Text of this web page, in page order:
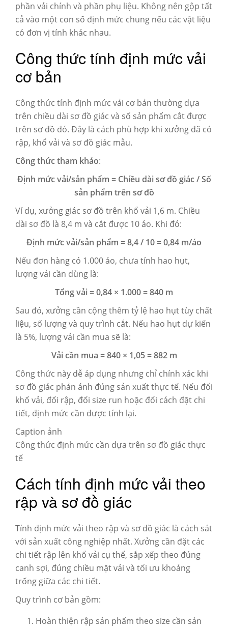
phần vải chính và phần phụ liệu. Không nên gộp tất
cả vào một con số định mức chung nếu các vật liệu
có đơn vị tính khác nhau.
Công thức tính định mức vải
cơ bản
Công thức tính định mức vải cơ bản thường dựa
trên chiều dài sơ đồ giác và số sản phẩm cắt được
trên sơ đồ đó. Đây là cách phù hợp khi xưởng đã có
rập, khổ vải và sơ đồ giác mẫu.
Công thức tham khảo:
Định mức vải/sản phẩm = Chiều dài sơ đồ giác / Số
sản phẩm trên sơ đồ
Ví dụ, xưởng giác sơ đồ trên khổ vải 1,6 m. Chiều
dài sơ đồ là 8,4 m và cắt được 10 áo. Khi đó:
Định mức vải/sản phẩm = 8,4 / 10 = 0,84 m/áo
Nếu đơn hàng có 1.000 áo, chưa tính hao hụt,
lượng vải cần dùng là:
Tổng vải = 0,84 × 1.000 = 840 m
Sau đó, xưởng cần cộng thêm tỷ lệ hao hụt tùy chất
liệu, số lượng và quy trình cắt. Nếu hao hụt dự kiến
là 5%, lượng vải cần mua sẽ là:
Vải cần mua = 840 × 1,05 = 882 m
Công thức này dễ áp dụng nhưng chỉ chính xác khi
sơ đồ giác phản ánh đúng sản xuất thực tế. Nếu đổi
khổ vải, đổi rập, đổi size run hoặc đổi cách đặt chi
tiết, định mức cần được tính lại.
Caption ảnh
Công thức định mức cần dựa trên sơ đồ giác thực
tế
Cách tính định mức vải theo
rập và sơ đồ giác
Tính định mức vải theo rập và sơ đồ giác là cách sát
với sản xuất công nghiệp nhất. Xưởng cần đặt các
chi tiết rập lên khổ vải cụ thể, sắp xếp theo đúng
canh sợi, đúng chiều mặt vải và tối ưu khoảng
trống giữa các chi tiết.
Quy trình cơ bản gồm:
Hoàn thiện rập sản phẩm theo size cần sản